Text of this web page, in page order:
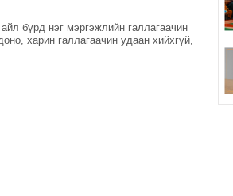
бүрд нэг мэргэжлийн галлагаачин
харин галлагаачин удаан хийхгүй,